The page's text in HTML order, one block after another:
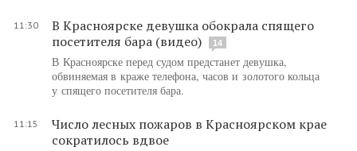
11:30
В Красноярске девушка обокрала спящего
посетителя бара (видео)
14
В Красноярске перед судом предстанет девушка,
обвиняемая в краже телефона, часов и золотого кольца
у спящего посетителя бара.
11:15
Число лесных пожаров в Красноярском крае
сократилось вдвое